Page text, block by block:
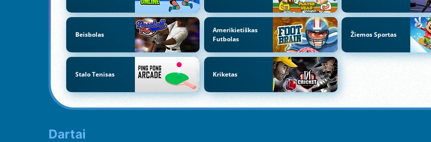
Beisbolas
Amerikietiškas
Futbolas
Žiemos Sportas
Stalo Tenisas Kriketas
Dartai